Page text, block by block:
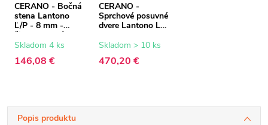
CERANO - Bočná
stena Lantono
Ľ/P - 8 mm -
čierna matná,
transparentné
Skladom 4 ks
146,08 €
CERANO -
Sprchové posuvné
dvere Lantono L/P
Close - čierna
transparentné
Skladom > 10 ks
470,20 €
Popis produktu